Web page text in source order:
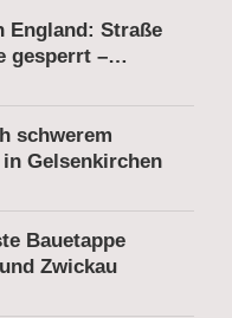
England: Straße
gesperrt –
schwerem
Gelsenkirchen
Bauetappe
Zwickau